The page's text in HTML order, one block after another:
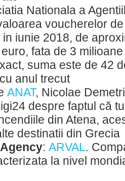
Nationala a
voucherelor
iunie 2018, de
fata de 3
suma este de 42
anul trecut
ANAT, Nicolae
despre faptul că
din Atena,
destinatii din Grecia
: ARVAL.
la nivel